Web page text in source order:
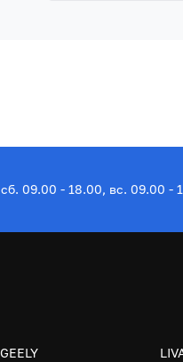
09.00 - 18.00, вс. 09.00 -
GEELY